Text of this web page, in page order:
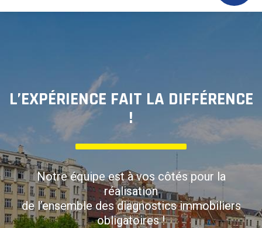
L’EXPÉRIENCE FAIT LA DIFFÉRENCE
!
Notre équipe est à vos côtés pour la
réalisation
de l’ensemble des diagnostics immobiliers
obligatoires !